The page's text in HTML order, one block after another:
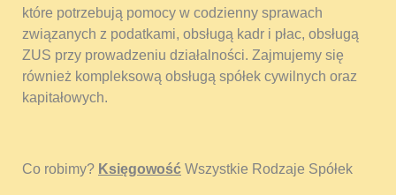
które potrzebują pomocy w codzienny sprawach
związanych z podatkami, obsługą kadr i płac, obsługą
ZUS przy prowadzeniu działalności. Zajmujemy się
również kompleksową obsługą spółek cywilnych oraz
kapitałowych.
Co robimy? Księgowość Wszystkie Rodzaje Spółek